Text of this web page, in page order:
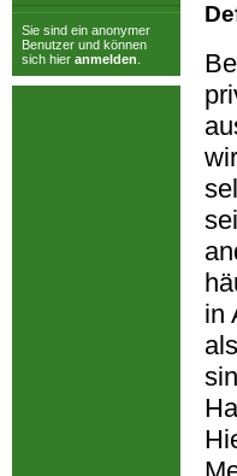
Sie sind ein anonymer
Benutzer und können
sich hier anmelden
in